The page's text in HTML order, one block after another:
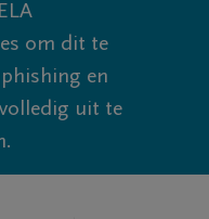
om dit te
en
uit te